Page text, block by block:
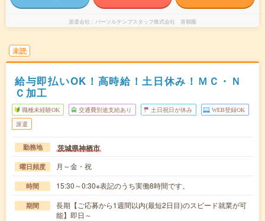
派遣会社 パーソルテンプスタッフ株式会社 首都圏
未読
給与即払いOK！高時給！土日休み！ＭＣ・Ｎ
Ｃ加工
職種未経験OK 交通費別途支給あり 土日祝日が休み WEB登録OK
派遣
勤務地 茨城県神栖市
曜日頻度 月～金・祝
時間 15:30～0:30※表記のうち実働8時間です。
期間
長期【ご応募から1週間以内(最短2日目)のスピード就業が可
能】即日～